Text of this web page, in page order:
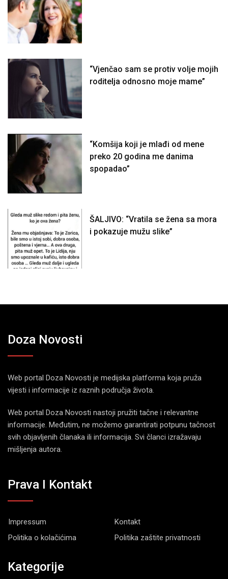
“Vjenčao sam se protiv volje mojih
roditelja odnosno moje mame”
“Komšija koji je mlađi od mene
preko 20 godina me danima
spopadao”
ŠALJIVO: “Vratila se žena sa mora
i pokazuje mužu slike”
Doza Novosti
Web portal Doza Novosti je medijska platforma koja pruža
vijesti i informacije iz raznih područja života.
Web portal Doza Novosti nastoji pružiti tačne i relevantne
informacije. Međutim, ne možemo garantirati potpunu tačnost
svih objavljenih članaka ili informacija. Svi članci izražavaju
mišljenja autora.
Prava I Kontakt
Impressum
Kontakt
Politika o kolačićima
Politika zaštite privatnosti
Kategorije